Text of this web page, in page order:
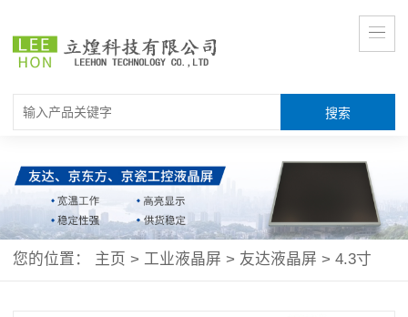
您的位置： 主页 > 工业液晶屏 > 友达液晶屏 > 4.3寸